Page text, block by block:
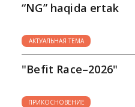
“NG” haqida ertak
АКТУАЛЬНАЯ ТЕМА
"Befit Race–2026"
ПРИКОСНОВЕНИЕ